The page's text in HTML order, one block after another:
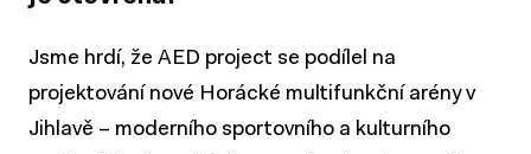
Jsme hrdí, že AED project se podílel na
projektování nové Horácké multifunkční arény v
Jihlavě – moderního sportovního a kulturního